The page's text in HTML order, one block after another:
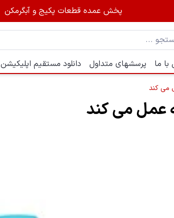
پخش عمده قطعات پکیج و آبگرمکن
ما پرسشهای متداول دانلود مستقیم اپلیکیشن
می کند
عمل می کند